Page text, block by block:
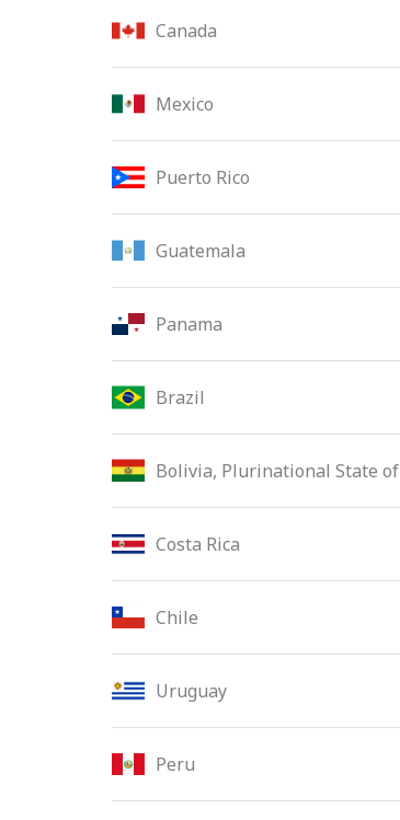
Canada
Mexico
Puerto Rico
Guatemala
Panama
Brazil
Bolivia, Plurinational State of
Costa Rica
Chile
Uruguay
Peru